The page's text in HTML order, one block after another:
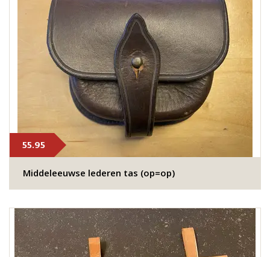
55.95
Middeleeuwse lederen tas (op=op)